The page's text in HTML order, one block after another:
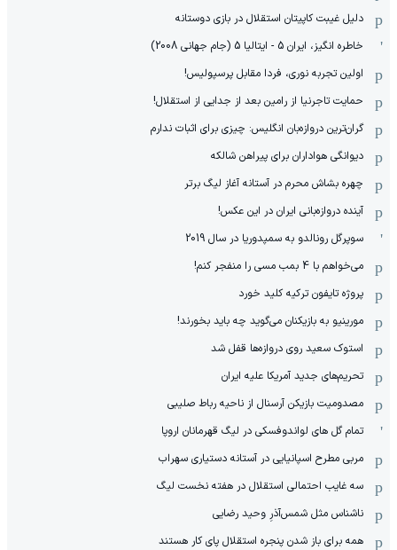
دلیل غیبت کاپیتان استقلال در بازی دوستانه
خاطره انگیز، ایران 5 - ایتالیا 5 (جام جهانی 2008)
اولین تجربه نوری، فردا مقابل پرسپولیس!
حمایت تاجرنیا از رامین بعد از جدایی از استقلال!
گران‌ترین دروازه‌بان انگلیس: چیزی برای اثبات ندارم
دیوانگی هواداران برای پیراهن شالکه
چهره بشاش محرم در آستانه آغاز لیگ برتر
آینده دروازه‌بانی ایران در این عکس!
سوپرگل رونالدو به سمپدوریا در سال 2019
می‌خواهم با 4 بمب مسی را منفجر کنم!
پروژه تایفون ترکیه کلید خورد
مورینیو به بازیکنان می‌گوید چه باید بخورند!
استوک سعید روی دروازه‌ها قفل شد
تحریم‌های جدید آمریکا علیه ایران
مصدومیت بازیکن آرسنال از ناحیه رباط صلیبی
تمام گل های لواندوفسکی در لیگ قهرمانان اروپا
مربی مطرح اسپانیایی در آستانه دستیاری سهراب
سه غایب احتمالی استقلال در هفته نخست لیگ
ناشناس مثل شمس‌آذرِ وحید رضایی
همه برای باز شدن پنجره استقلال پای کار هستند